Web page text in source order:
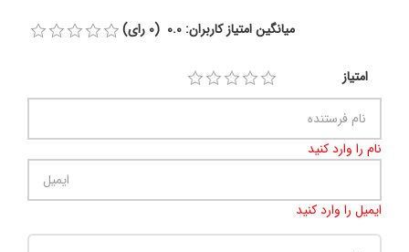
میانگین امتیاز کاربران: 0.0 (0 رای)
امتیاز
نام را وارد کنید
ایمیل را وارد کنید